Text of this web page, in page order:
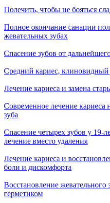
Полечить, чтобы не бояться
Полное окончание санации
жевательных зубах
Спасение зубов от
Средний кариес, клиновидный
Лечение кариеса и замена
Современное лечение кариеса
зуба
Спасение четырех зубов у 19-
лечение вместо удаления
Лечение кариеса и
боли и дискомфорта
Восстановление жевательного
герметиком